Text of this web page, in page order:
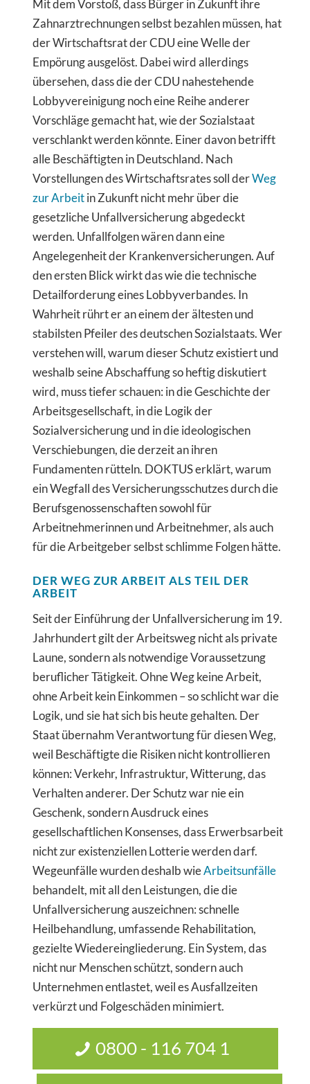
Mit dem Vorstoß, dass Bürger in Zukunft ihre
Zahnarztrechnungen selbst bezahlen müssen, hat
der Wirtschaftsrat der CDU eine Welle der
Empörung ausgelöst. Dabei wird allerdings
übersehen, dass die der CDU nahestehende
Lobbyvereinigung noch eine Reihe anderer
Vorschläge gemacht hat, wie der Sozialstaat
verschlankt werden könnte. Einer davon betrifft
alle Beschäftigten in Deutschland. Nach
Vorstellungen des Wirtschaftsrates soll derWeg
zur Arbeitin Zukunft nicht mehr über die
gesetzliche Unfallversicherung abgedeckt
werden. Unfallfolgen wären dann eine
Angelegenheit der Krankenversicherungen. Auf
den ersten Blick wirkt das wie die technische
Detailforderung eines Lobbyverbandes. In
Wahrheit rührt er an einem der ältesten und
stabilsten Pfeiler des deutschen Sozialstaats. Wer
verstehen will, warum dieser Schutz existiert und
weshalb seine Abschaffung so heftig diskutiert
wird, muss tiefer schauen: in die Geschichte der
Arbeitsgesellschaft, in die Logik der
Sozialversicherung und in die ideologischen
Verschiebungen, die derzeit an ihren
Fundamenten rütteln. DOKTUS erklärt, warum
ein Wegfall des Versicherungsschutzes durch die
Berufsgenossenschaften sowohl für
Arbeitnehmerinnen und Arbeitnehmer, als auch
für die Arbeitgeber selbst schlimme Folgen hätte.
DER WEG ZUR ARBEIT ALS TEIL DER
ARBEIT
Seit der Einführung der Unfallversicherung im 19.
Jahrhundert gilt der Arbeitsweg nicht als private
Laune, sondern als notwendige Voraussetzung
beruflicher Tätigkeit. Ohne Weg keine Arbeit,
ohne Arbeit kein Einkommen – so schlicht war die
Logik, und sie hat sich bis heute gehalten. Der
Staat übernahm Verantwortung für diesen Weg,
weil Beschäftigte die Risiken nicht kontrollieren
können: Verkehr, Infrastruktur, Witterung, das
Verhalten anderer. Der Schutz war nie ein
Geschenk, sondern Ausdruck eines
gesellschaftlichen Konsenses, dass Erwerbsarbeit
nicht zur existenziellen Lotterie werden darf.
Wegeunfälle wurden deshalb wieArbeitsunfälle
behandelt, mit all den Leistungen, die die
Unfallversicherung auszeichnen: schnelle
Heilbehandlung, umfassende Rehabilitation,
gezielte Wiedereingliederung. Ein System, das
nicht nur Menschen schützt, sondern auch
Unternehmen entlastet, weil es Ausfallzeiten
verkürzt und Folgeschäden minimiert.
0800 - 116 704 1